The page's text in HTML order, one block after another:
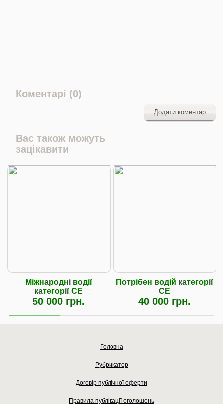
Коментарі (0)
Додати коментар
Вас також можуть
зацікавити
Міжнародні водії
категорії CЕ
50 000 грн.
Потрібен водій категорії
СЕ
40 000 грн.
Головна
Рубрикатор
Договір публічної оферти
Правила публікації оголошень